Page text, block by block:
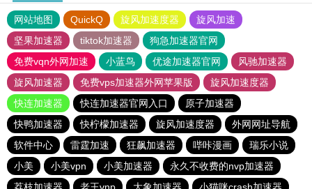
网站地图 QuickQ 旋风加速度器
旋风加速
坚果加速器
tiktok加速器
狗急加速器官网
免费vqn外网加速
小蓝鸟 优途加速器官网
风驰加速器
旋风加速器
免费vps加速器外网苹果版
旋风加速度器
快连加速器
快连加速器官网入口
原子加速器
快鸭加速器
快柠檬加速器 旋风加速度器
外网网址导航
软件中心
雷霆加速 狂飙加速器 哔咔漫画
瑞乐小说
小美
小美vpn 小美加速器
永久不收费的nvp加速器